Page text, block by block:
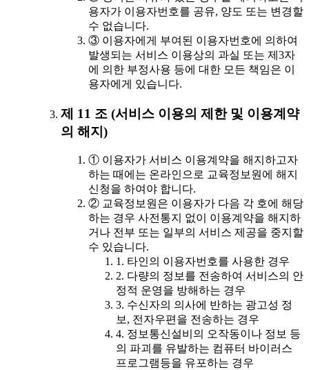
용자가 이용자번호를 공유, 양도 또는 변경할
수 없습니다.
③ 이용자에게 부여된 이용자번호에 의하여
발생되는 서비스 이용상의 과실 또는 제3자
에 의한 부정사용 등에 대한 모든 책임은 이
용자에게 있습니다.
제 11 조 (서비스 이용의 제한 및 이용계약
의 해지)
① 이용자가 서비스 이용계약을 해지하고자
하는 때에는 온라인으로 교육정보원에 해지
신청을 하여야 합니다.
② 교육정보원은 이용자가 다음 각 호에 해당
하는 경우 사전통지 없이 이용계약을 해지하
거나 전부 또는 일부의 서비스 제공을 중지할
수 있습니다.
1. 타인의 이용자번호를 사용한 경우
2. 다량의 정보를 전송하여 서비스의 안
정적 운영을 방해하는 경우
3. 수신자의 의사에 반하는 광고성 정
보, 전자우편을 전송하는 경우
4. 정보통신설비의 오작동이나 정보 등
의 파괴를 유발하는 컴퓨터 바이러스
프로그램등을 유포하는 경우